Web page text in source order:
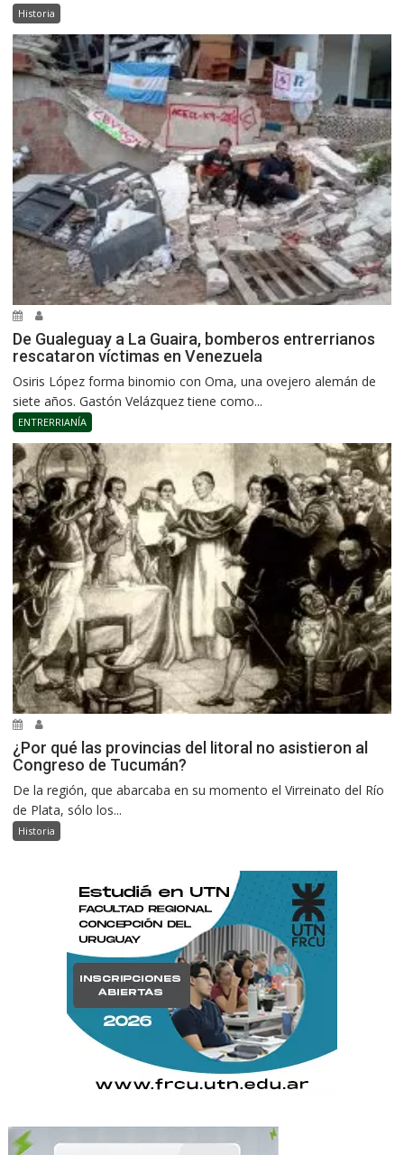
Historia
De Gualeguay a La Guaira, bomberos entrerrianos
rescataron víctimas en Venezuela
Osiris López forma binomio con Oma, una ovejero alemán de
siete años. Gastón Velázquez tiene como...
ENTRERRIANÍA
¿Por qué las provincias del litoral no asistieron al
Congreso de Tucumán?
De la región, que abarcaba en su momento el Virreinato del Río
de Plata, sólo los...
Historia